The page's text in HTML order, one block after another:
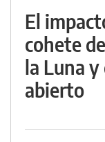
El
cohete
la Luna
abierto